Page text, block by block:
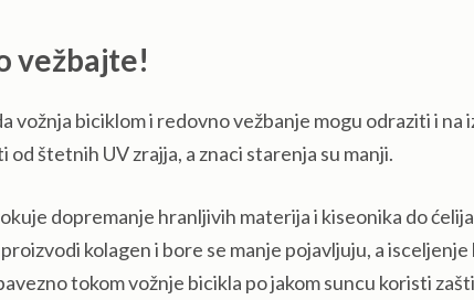
vežbajte!
biciklom i redovno vežbanje mogu odraziti i na
od štetnih UV zrajja, a znaci starenja su manji.
dopremanje hranljivih materija i kiseonika do
kolagen i bore se manje pojavljuju, a isceljenje
tokom vožnje bicikla po jakom suncu koristi